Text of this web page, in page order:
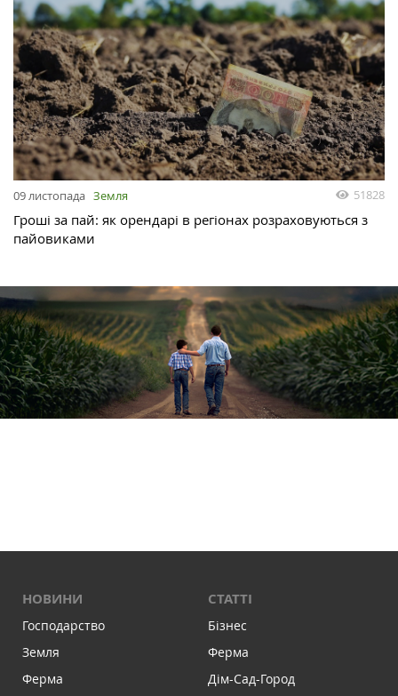
09 листопада Земля 51828
Гроші за пай: як орендарі в регіонах розраховуються з
пайовиками
НОВИНИ
Господарство
Земля
Ферма
СТАТТІ
Бізнес
Ферма
Дім-Сад-Город